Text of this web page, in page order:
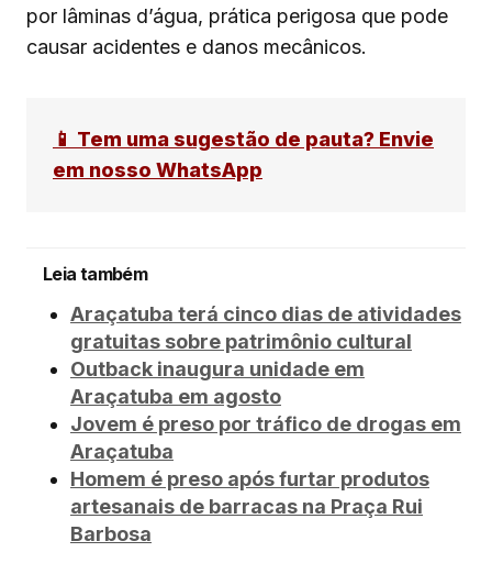
por lâminas d’água, prática perigosa que pode
causar acidentes e danos mecânicos.
📱 Tem uma sugestão de pauta? Envie
em nosso WhatsApp
Leia também
Araçatuba terá cinco dias de atividades
gratuitas sobre patrimônio cultural
Outback inaugura unidade em
Araçatuba em agosto
Jovem é preso por tráfico de drogas em
Araçatuba
Homem é preso após furtar produtos
artesanais de barracas na Praça Rui
Barbosa